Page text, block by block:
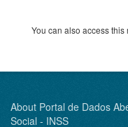
You can also access this
About Portal de Dados
Social - INSS